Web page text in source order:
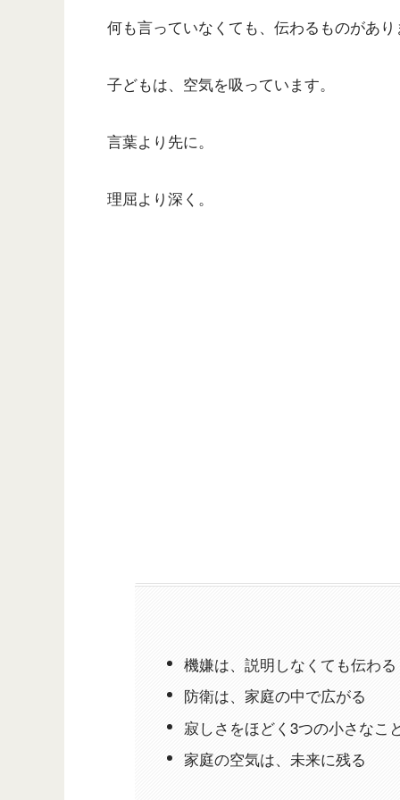
何も言っていなくても、伝わるものがあ
子どもは、空気を吸っています。
言葉より先に。
理屈より深く。
機嫌は、説明しなくても伝わる
防衛は、家庭の中で広がる
寂しさをほどく3つの小さなこ
家庭の空気は、未来に残る